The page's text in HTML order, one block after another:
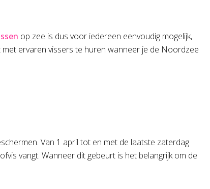
op zee is dus voor iedereen eenvoudig mogelijk,
ervaren vissers te huren wanneer je de Noordzee
Van 1 april tot en met de laatste zaterdag
vangt. Wanneer dit gebeurt is het belangrijk om de